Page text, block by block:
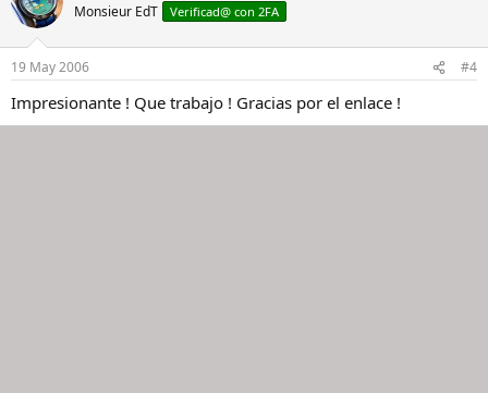
Monsieur EdT Verificad@ con 2FA
19 May 2006 #4
Impresionante ! Que trabajo ! Gracias por el enlace !